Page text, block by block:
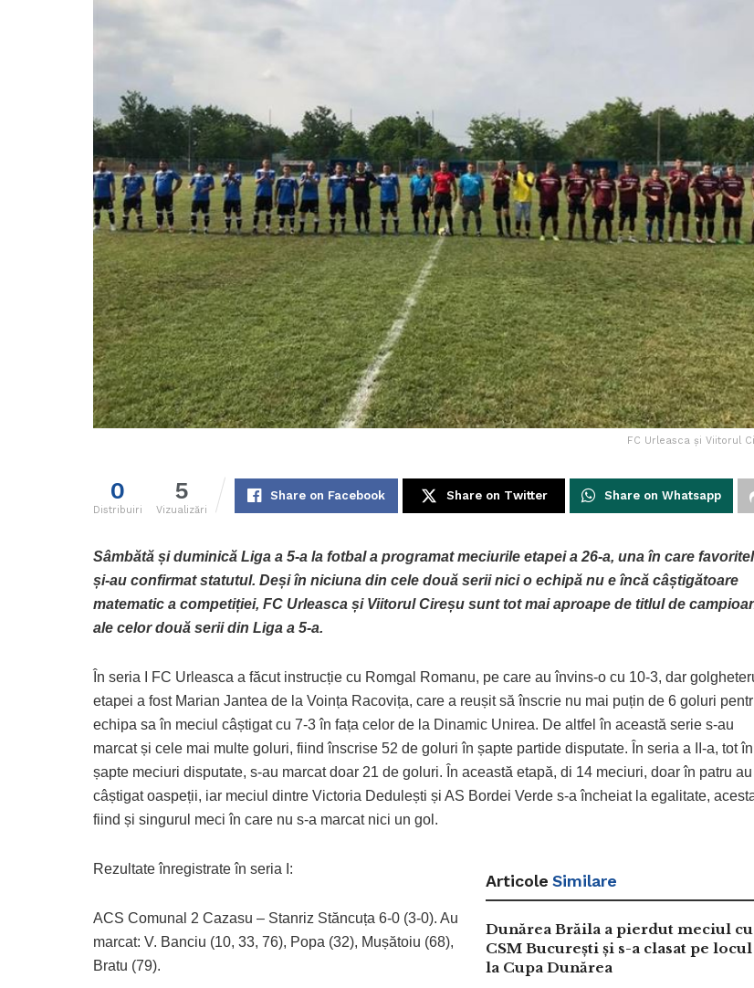
FC Urleasca și Viitorul
0
Distribuiri
5
Vizualizări
Share on Facebook Share on Twitter Share on Whatsapp
Sâmbătă și duminică Liga a 5-a la fotbal a programat meciurile etapei a 26-a, una în care
și-au confirmat statutul. Deși în niciuna din cele două serii nici o echipă nu e încă câștigătoare
matematic a competiției, FC Urleasca și Viitorul Cireșu sunt tot mai aproape de titlul de
ale celor două serii din Liga a 5-a.
În seria I FC Urleasca a făcut instrucție cu Romgal Romanu, pe care au învins-o cu 10-3, dar
etapei a fost Marian Jantea de la Voința Racovița, care a reușit să înscrie nu mai puțin de 6 goluri
echipa sa în meciul câștigat cu 7-3 în fața celor de la Dinamic Unirea. De altfel în această serie s-au
marcat și cele mai multe goluri, fiind înscrise 52 de goluri în șapte partide disputate. În seria a II-a, tot în
șapte meciuri disputate, s-au marcat doar 21 de goluri. În această etapă, di 14 meciuri, doar în patru au
câștigat oaspeții, iar meciul dintre Victoria Dedulești și AS Bordei Verde s-a încheiat la egalitate,
fiind și singurul meci în care nu s-a marcat nici un gol.
Articole Similare
Dunărea Brăila a pierdut meciul cu
CSM București și s-a clasat pe
la Cupa Dunărea
Rezultate înregistrate în seria I:
ACS Comunal 2 Cazasu – Stanriz Stăncuța 6-0 (3-0). Au
marcat: V. Banciu (10, 33, 76), Popa (32), Mușătoiu (68),
Bratu (79).